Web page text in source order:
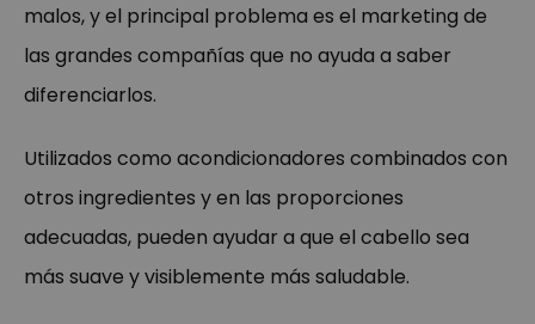
malos, y el principal problema es el marketing de
las grandes compañías que no ayuda a saber
diferenciarlos.
Utilizados como acondicionadores combinados con
otros ingredientes y en las proporciones
adecuadas, pueden ayudar a que el cabello sea
más suave y visiblemente más saludable.